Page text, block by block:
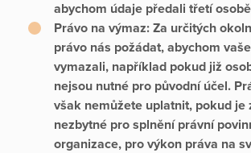
abychom údaje předali třetí
Právo na výmaz: Za určitých
právo nás požádat, abychom
vymazali, například pokud již
nejsou nutné pro původní účel.
však nemůžete uplatnit, pokud je
nezbytné pro splnění právní
organizace, pro výkon práva na